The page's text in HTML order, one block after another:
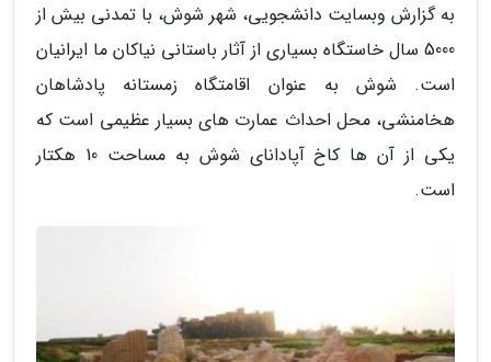
به گزارش وبسایت دانشجویی، شهر شوش، با تمدنی بیش از
5000 سال خاستگاه بسیاری از آثار باستانی نیاکان ما ایرانیان
است. شوش به عنوان اقامتگاه زمستانه پادشاهان
هخامنشی، محل احداث عمارت های بسیار عظیمی است که
یکی از آن ها کاخ آپادانای شوش به مساحت 10 هکتار
است.